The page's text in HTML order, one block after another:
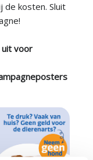
de kosten. Sluit
voor